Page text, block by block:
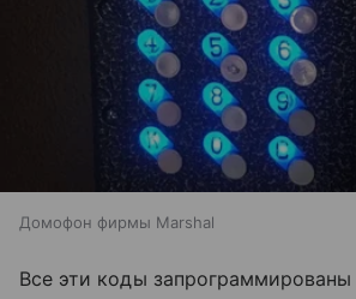
Домофон фирмы Marshal
Все эти коды запрограммированы